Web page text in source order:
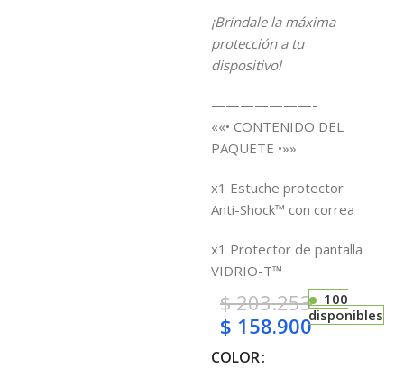
¡Bríndale la máxima
protección a tu
dispositivo!
———————-
««• CONTENIDO DEL
PAQUETE •»»
x1 Estuche protector
Anti-Shock™ con correa
x1 Protector de pantalla
VIDRIO-T™
$203.253
$ 158.900
100
disponibles
COLOR